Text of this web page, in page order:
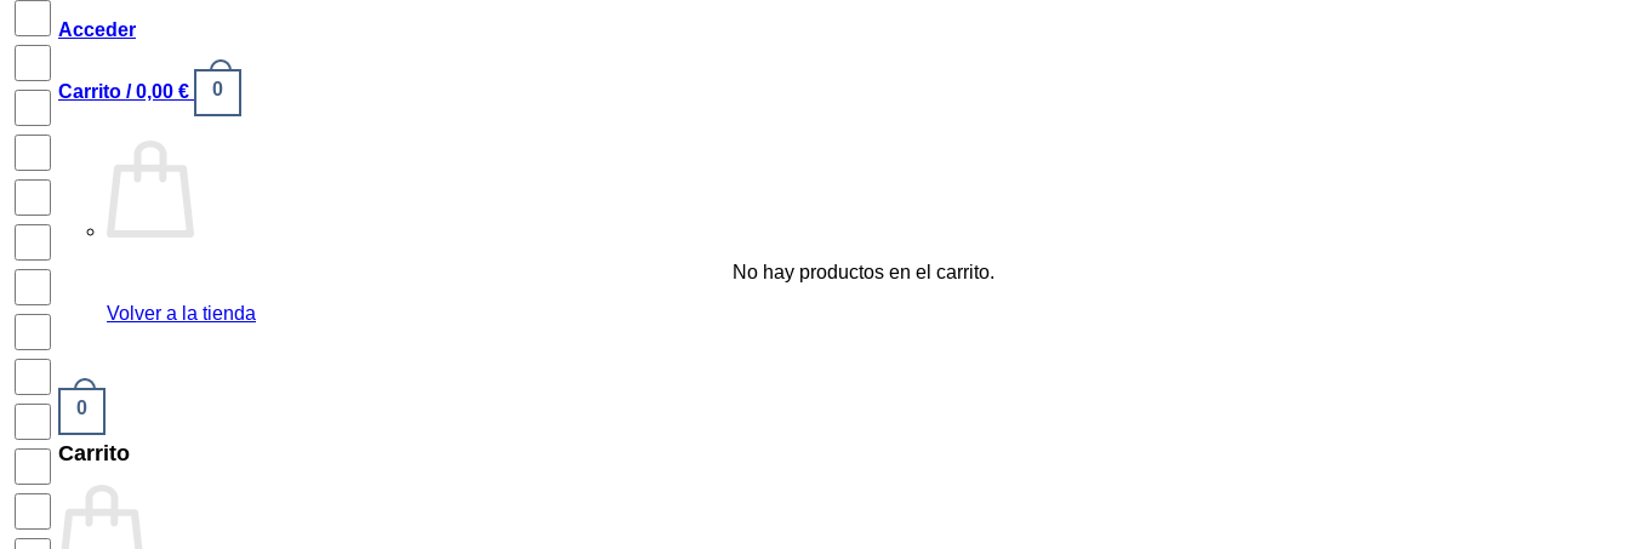
Acceder
Carrito /0,00 € 0
No hay productos en el carrito.
Volver a la tienda
0
Carrito